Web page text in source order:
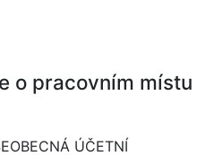
o pracovním místu
ÚČETNÍ